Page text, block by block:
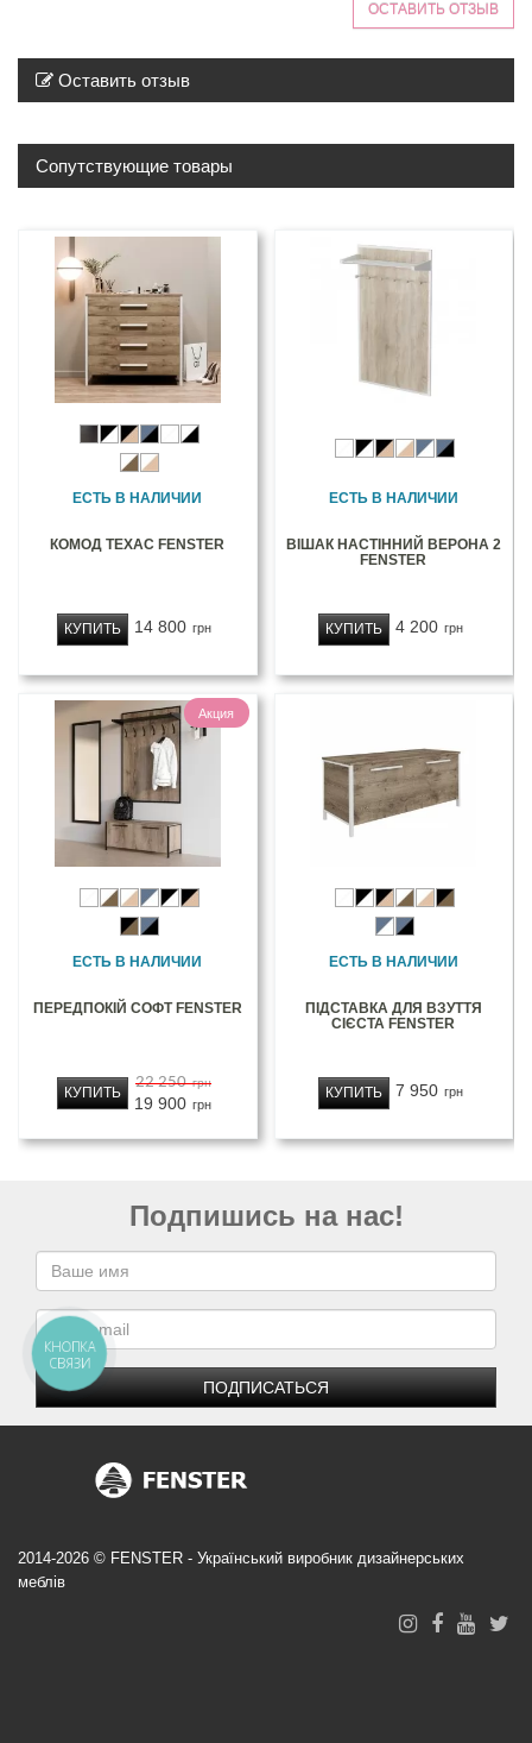
ОСТАВИТЬ ОТЗЫВ
Оставить отзыв
Сопутствующие товары
ЕСТЬ В НАЛИЧИИ
КОМОД ТЕХАС FENSTER
14 800 грн
КУПИТЬ
ЕСТЬ В НАЛИЧИИ
ВІШАК НАСТІННИЙ ВЕРОНА 2
FENSTER
4 200 грн
КУПИТЬ
Акция
ЕСТЬ В НАЛИЧИИ
ПЕРЕДПОКІЙ СОФТ FENSTER
22 250 грн
19 900 грн
КУПИТЬ
ЕСТЬ В НАЛИЧИИ
ПІДСТАВКА ДЛЯ ВЗУТТЯ
СІЄСТА FENSTER
7 950 грн
КУПИТЬ
Подпишись на нас!
ПОДПИСАТЬСЯ
2014-2026 © FENSTER - Український виробник дизайнерських
меблів
КНОПКА
СВЯЗИ